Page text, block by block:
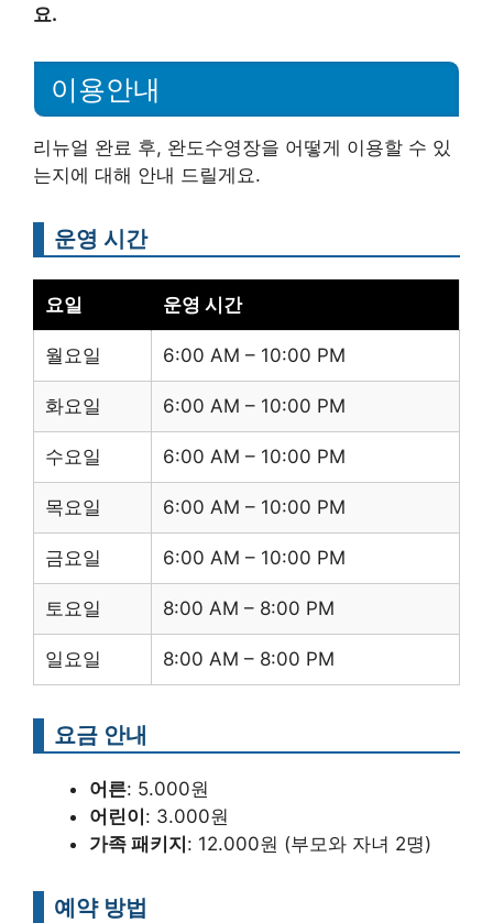
요.
이용안내
리뉴얼 완료 후, 완도수영장을 어떻게 이용할 수 있
는지에 대해 안내 드릴게요.
운영 시간
요일 운영 시간
월요일 6:00 AM – 10:00 PM
화요일 6:00 AM – 10:00 PM
수요일 6:00 AM – 10:00 PM
목요일 6:00 AM – 10:00 PM
금요일 6:00 AM – 10:00 PM
토요일 8:00 AM – 8:00 PM
일요일 8:00 AM – 8:00 PM
요금 안내
어른: 5.000원
어린이 : 3.000원
가족 패키지 : 12.000원 (부모와 자녀 2명)
예약 방법